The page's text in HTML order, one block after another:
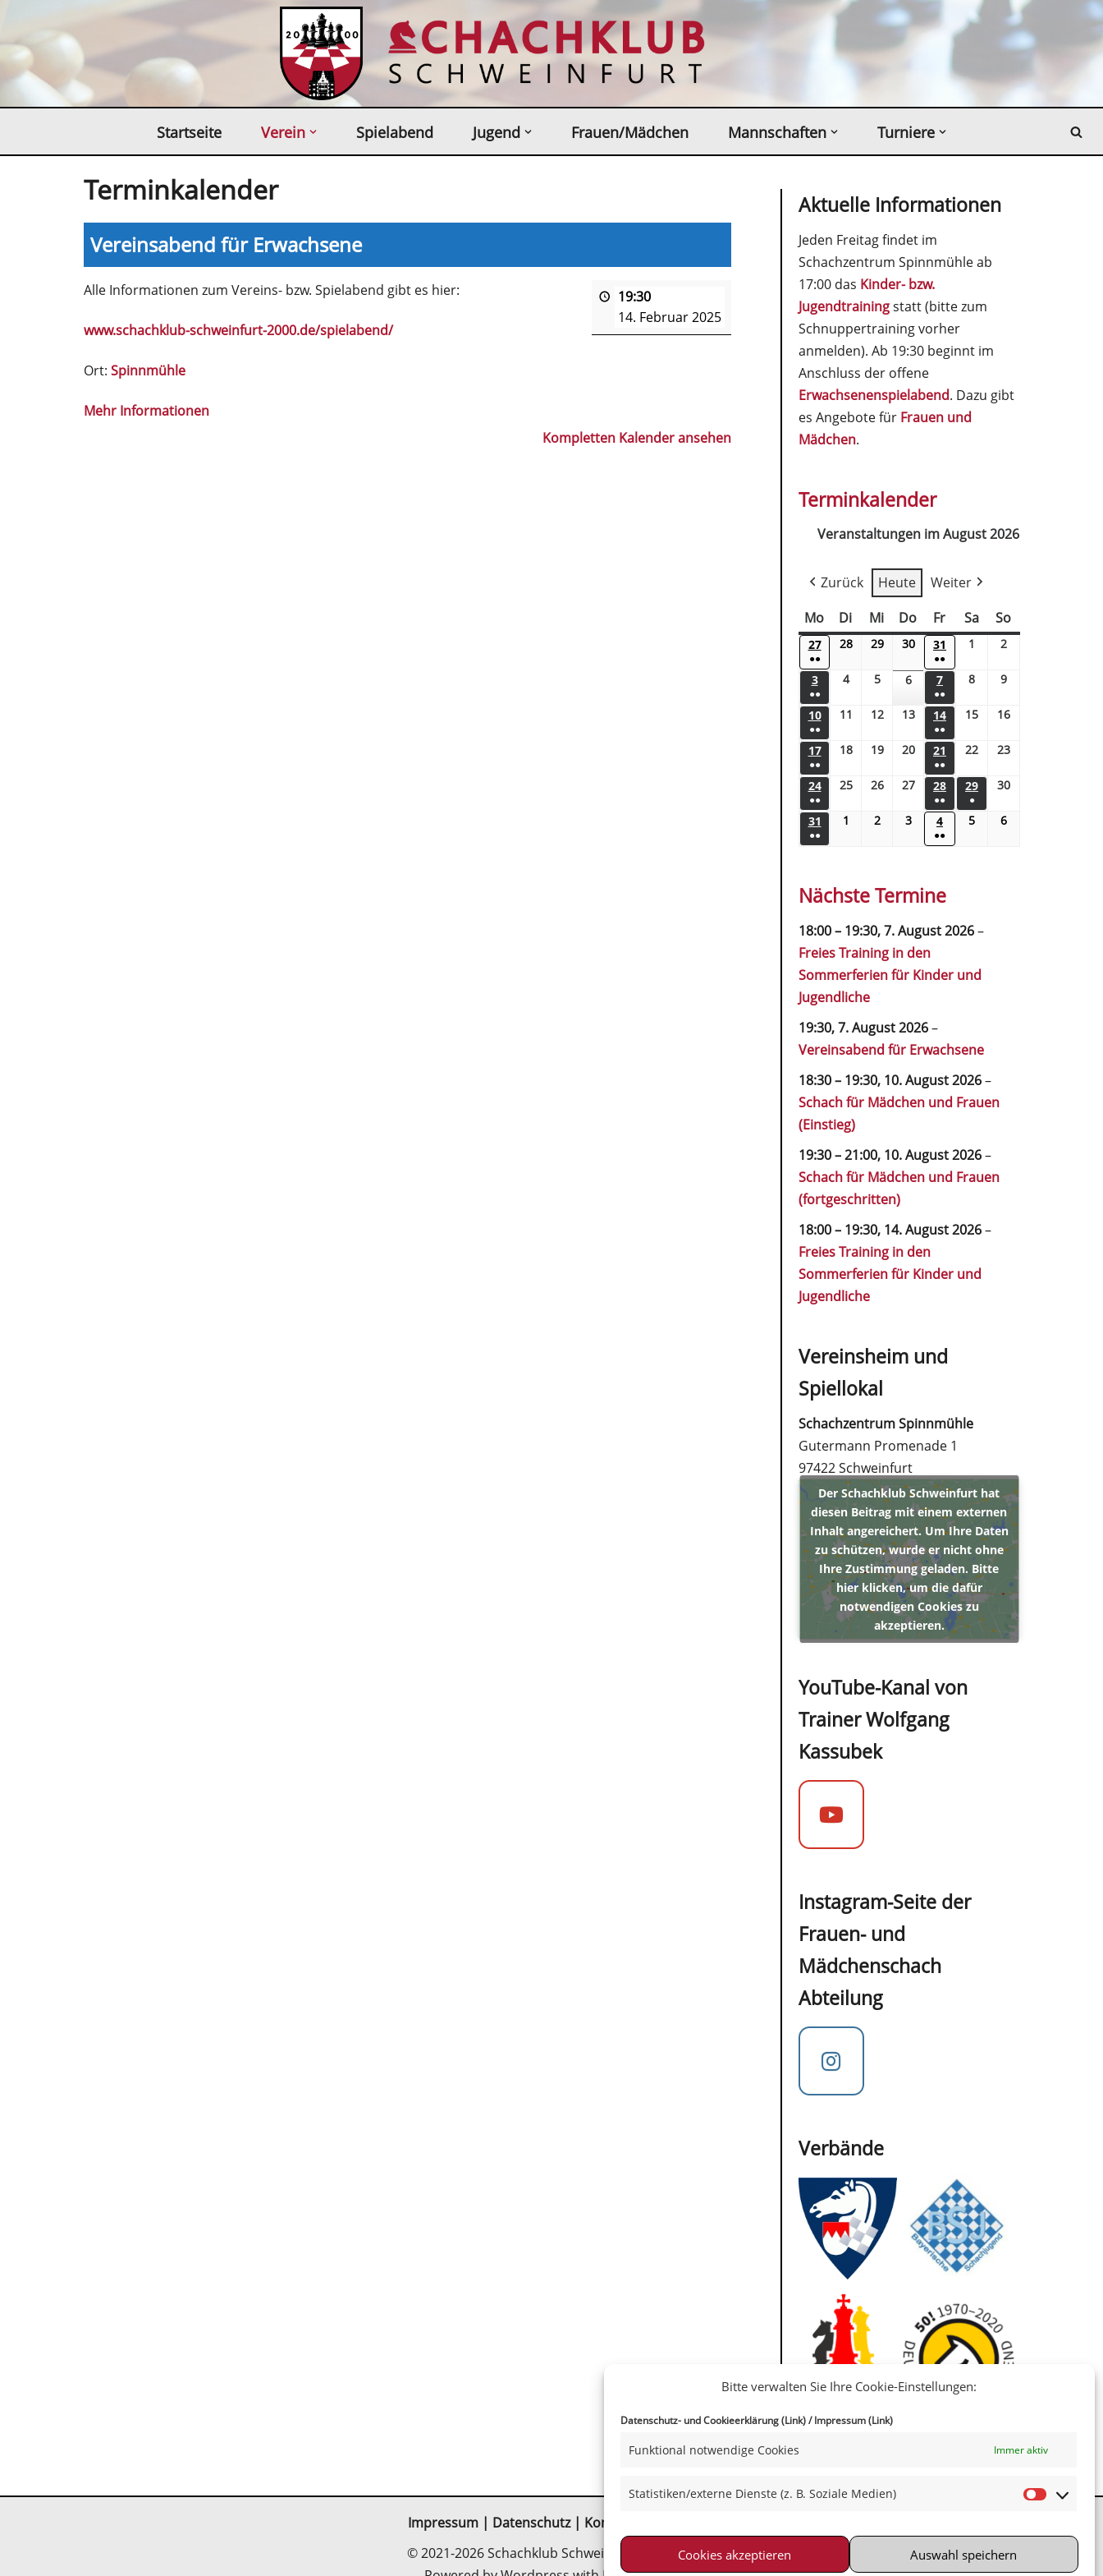
Bitte verwalten Sie Ihre Cookie-Einstellungen:
Datenschutz- und Cookieerklärung (Link)/Impressum (Link)
Funktional notwendige Cookies Immer aktiv
Statistiken/externe Dienste (z. B. Soziale Medien)
Cookies akzeptieren Auswahl speichern
Zum
Inhalt
springen
Startseite Verein Spielabend Jugend Frauen/Mädchen Mannschaften Turniere
Terminkalender
Vereinsabend für Erwachsene
19:30
14. Februar 2025
Alle Informationen zum Vereins- bzw. Spielabend gibt es hier:
www.schachklub-schweinfurt-2000.de/spielabend/
Ort: Spinnmühle
Mehr Informationen
Kompletten Kalender ansehen
Aktuelle Informationen
Jeden Freitag findet im
Schachzentrum Spinnmühle ab
17:00 das Kinder- bzw.
Jugendtrainingstatt (bitte zum
Schnuppertraining vorher
anmelden). Ab 19:30 beginnt im
Anschluss der offene
Erwachsenenspielabend. Dazu gibt
es Angebote für Frauen und
Mädchen.
Terminkalender
Veranstaltungen im August 2026
Zurück Heute
Weiter
Mo
Di Mi Do Fr Sa So
27
●●
28 29 30 31
●●
1 2
3
●●
4 5 6 7
●●
8 9
10
●●
11 12 13 14
●●
15 16
17
●●
18 19 20 21
●●
22 23
24
●●
25 26 27 28
●●
29
●
30
31
●●
1 2 3 4
●●
5 6
Nächste Termine
18:00– 19:30,7. August 2026–
Freies Training in den
Sommerferien für Kinder und
Jugendliche
19:30,7. August 2026–
Vereinsabend für Erwachsene
18:30– 19:30, 10. August 2026–
Schach für Mädchen und Frauen
(Einstieg)
19:30–21:00, 10. August 2026–
Schach für Mädchen und Frauen
(fortgeschritten)
18:00– 19:30, 14. August 2026–
Freies Training in den
Sommerferien für Kinder und
Jugendliche
Vereinsheim und
Spiellokal
Schachzentrum Spinnmühle
Gutermann Promenade 1
97422 Schweinfurt
Der Schachklub Schweinfurt hat
diesen Beitrag mit einem externen
Inhalt angereichert. Um Ihre Daten
zu schützen, wurde er nicht ohne
Ihre Zustimmung geladen. Bitte
hier klicken, um die dafür
notwendigen Cookies zu
akzeptieren.
YouTube-Kanal von
Trainer Wolfgang
Kassubek
Instagram-Seite der
Frauen- und
Mädchenschach
Abteilung
Verbände
Impressum| Datenschutz| Kontakt
© 2021-2026 Schachklub Schweinfurt 2000 e. V.